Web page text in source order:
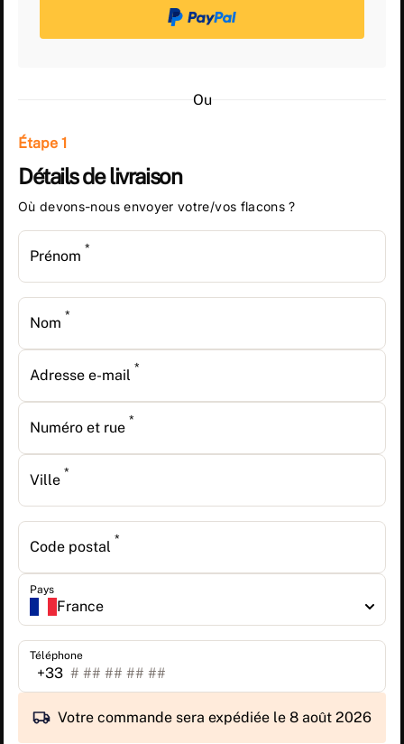
Ou
Étape 1
Détails de livraison
Où devons-nous envoyer votre/vos flacons ?
Prénom *
Nom *
Adresse e-mail *
Numéro et rue *
Ville *
Code postal *
Pays
France
Téléphone
+33
Votre commande sera expédiée le 8 août 2026